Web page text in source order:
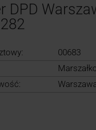
DPD
00683